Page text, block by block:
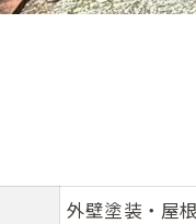
外壁塗装・屋